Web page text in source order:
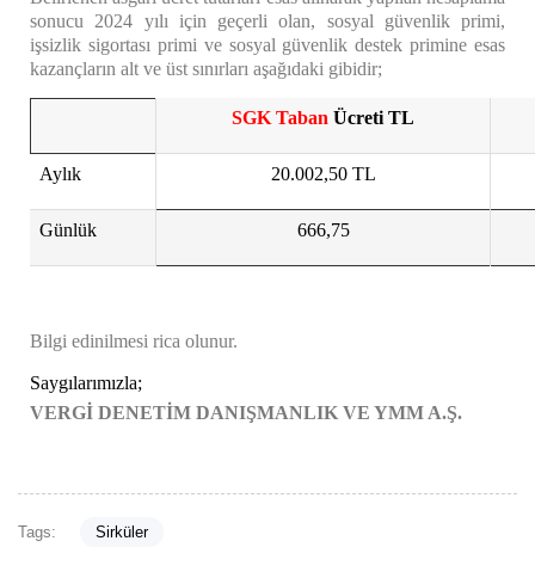
sonucu 2024 yılı için geçerli olan, sosyal güvenlik primi,
işsizlik sigortası primi ve sosyal güvenlik destek primine esas
kazançların alt ve üst sınırları aşağıdaki gibidir;
SGK Taban Ücreti TL
Aylık 20.002,50 TL
Günlük 666,75
Bilgi edinilmesi rica olunur.
Saygılarımızla;
VERGİ DENETİM DANIŞMANLIK VE YMM A.Ş.
Tags: Sirküler